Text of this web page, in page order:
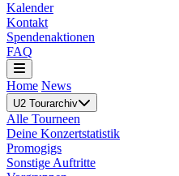
Kalender
Kontakt
Spendenaktionen
FAQ
Home News
U2 Tourarchiv
Alle Tourneen
Deine Konzertstatistik
Promogigs
Sonstige Auftritte